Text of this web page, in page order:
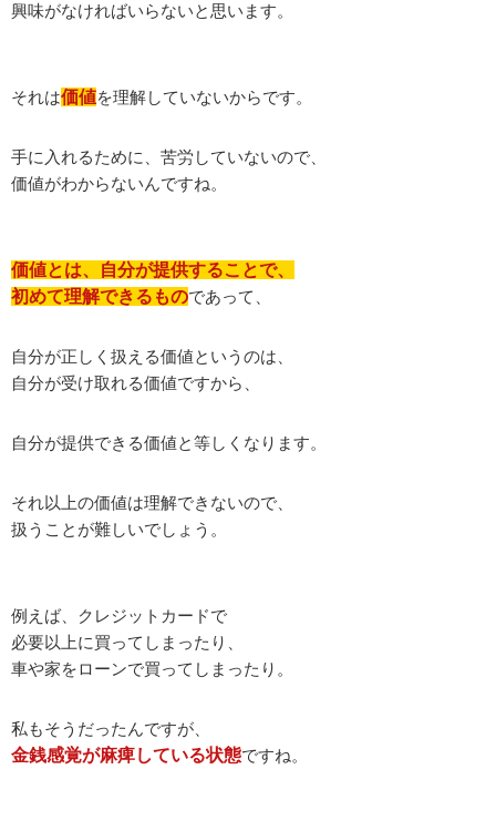
興味がなければいらないと思います。
それは価値を理解していないからです。
手に入れるために、苦労していないので、
価値がわからないんですね。
価値とは、自分が提供することで、
初めて理解できるものであって、
自分が正しく扱える価値というのは、
自分が受け取れる価値ですから、
自分が提供できる価値と等しくなります。
それ以上の価値は理解できないので、
扱うことが難しいでしょう。
例えば、クレジットカードで
必要以上に買ってしまったり、
車や家をローンで買ってしまったり。
私もそうだったんですが、
金銭感覚が麻痺している状態ですね。